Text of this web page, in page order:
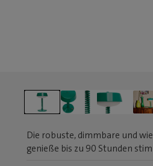
Die robuste, dimmbare und
genieße bis zu 90 Stunden